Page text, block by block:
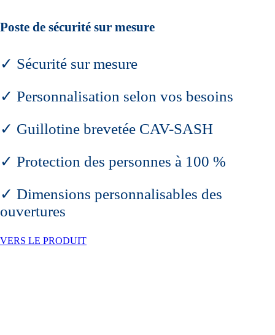
Poste de sécurité sur mesure
✓ Sécurité sur mesure
✓ Personnalisation selon vos besoins
✓ Guillotine brevetée CAV-SASH
✓ Protection des personnes à 100 %
✓ Dimensions personnalisables des
ouvertures
VERS LE PRODUIT